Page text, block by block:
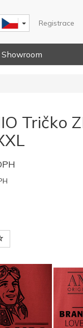
Registrace
Showroom
Tričko